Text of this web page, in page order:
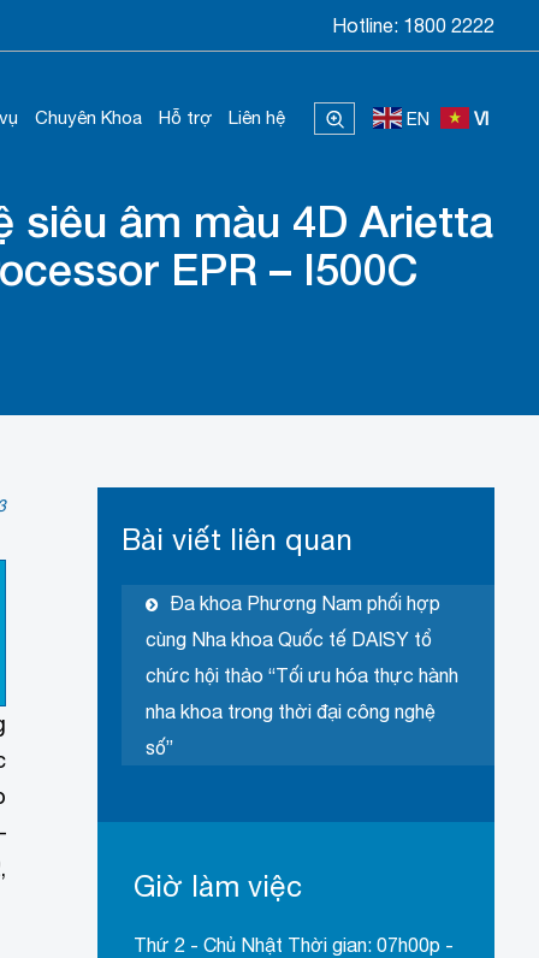
Hotline: 1800 2222
Chuyên Khoa Hỗ trợ Liên hệ EN VI
siêu âm màu 4D Arietta
EPR – I500C
Bài viết liên quan
Đa khoa Phương Nam phối hợp
cùng Nha khoa Quốc tế DAISY tổ
chức hội thảo “Tối ưu hóa thực hành
nha khoa trong thời đại công nghệ
số”
Giờ làm việc
Thứ 2 - Chủ Nhật Thời gian: 07h00p -